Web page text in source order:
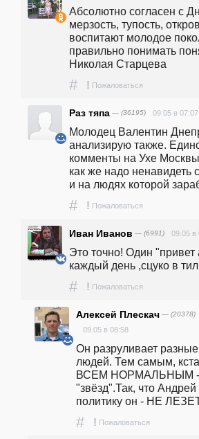
Абсолютно согласен с
мерзость, тупость,
воспитают молодое
правильно понимать
Николая Старцева
# ! Пожаловаться
Раз тяпа — (36195) 09.05 в 07:07
Молодец Валентин
анализирую также.
комменты на Ухе
как же надо ненавидеть
и на людях которой
# ! Пожаловаться
Иван Иванов — (6991) 09.05 в
Это точно! Один "привет
каждый день ,сцуко в
# ! Пожаловаться
Алексей Плескач — (20378)
09.05 в 08:58
Он разруливает
людей. Тем самым,
ВСЕМ НОРМАЛЬНЫМ -
"звёзд".Так, что
политику он - НЕ
# ! Пожаловаться